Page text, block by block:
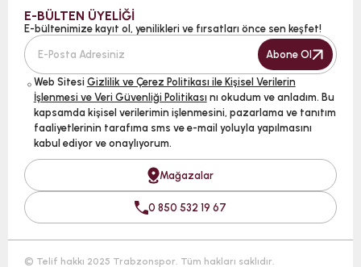
E-BÜLTEN ÜYELİĞİ
E-bültenimize kayıt ol, yenilikleri ve fırsatları önce sen keşfet!
Abone Ol
Web Sitesi Gizlilik ve Çerez Politikası ile Kişisel Verilerin
İşlenmesi ve Veri Güvenliği Politikası nı okudum ve anladım. Bu
kapsamda kişisel verilerimin işlenmesini, pazarlama ve tanıtım
faaliyetlerinin tarafıma sms ve e-mail yoluyla yapılmasını
kabul ediyor ve onaylıyorum.
Mağazalar
0 850 532 19 67
© Telif hakkı 2025 Trabzonspor. Tüm hakları saklıdır.